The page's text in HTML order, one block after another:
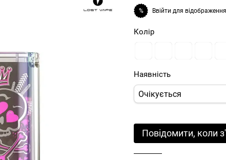
% Ввійти для
Колір
Наявність
Очікується
Повідомити, коли